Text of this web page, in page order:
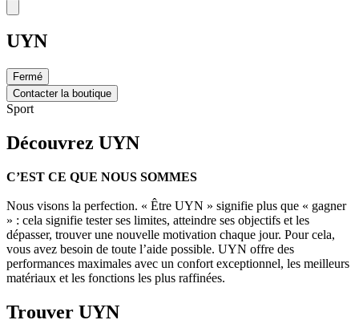
UYN
Fermé
Contacter la boutique
Sport
Découvrez UYN
C’EST CE QUE NOUS SOMMES
Nous visons la perfection. « Être UYN » signifie plus que « gagner
» : cela signifie tester ses limites, atteindre ses objectifs et les
dépasser, trouver une nouvelle motivation chaque jour. Pour cela,
vous avez besoin de toute l’aide possible. UYN offre des
performances maximales avec un confort exceptionnel, les meilleurs
matériaux et les fonctions les plus raffinées.
Trouver UYN